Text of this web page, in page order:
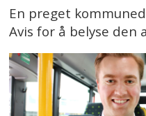
En preget
Avis for å belyse